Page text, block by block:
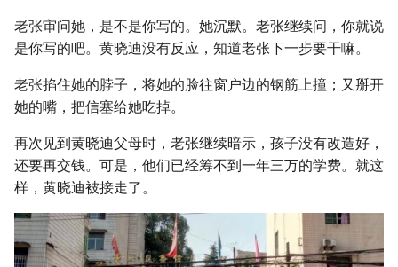
老张审问她，是不是你写的。她沉默。老张继续问，你就说
是你写的吧。黄晓迪没有反应，知道老张下一步要干嘛。
老张掐住她的脖子，将她的脸往窗户边的钢筋上撞；又掰开
她的嘴，把信塞给她吃掉。
再次见到黄晓迪父母时，老张继续暗示，孩子没有改造好，
还要再交钱。可是，他们已经筹不到一年三万的学费。就这
样，黄晓迪被接走了。